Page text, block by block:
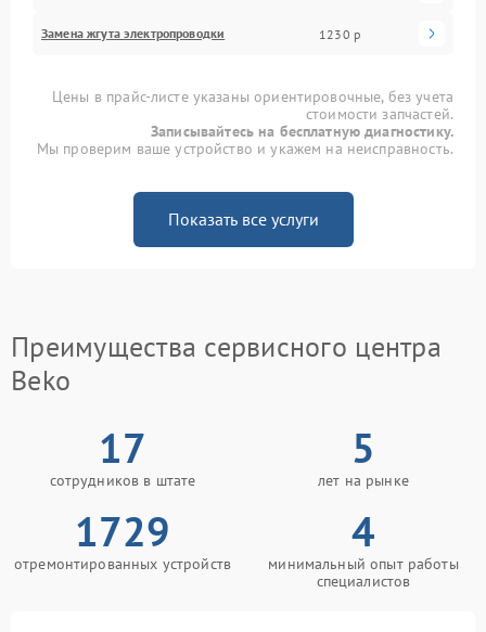
Замена жгута электропроводки 1230 р
Цены в прайс-листе указаны ориентировочные, без учета
стоимости запчастей.
Записывайтесь на бесплатную диагностику.
Мы проверим ваше устройство и укажем на неисправность.
Показать все услуги
Преимущества сервисного центра
Beko
17
сотрудников в штате
5
лет на рынке
1729
отремонтированных устройств
4
минимальный опыт работы
специалистов